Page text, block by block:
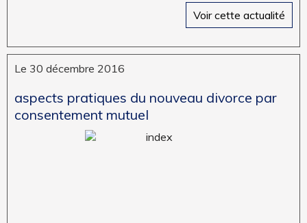
Voir cette actualité
Le 30 décembre 2016
aspects pratiques du nouveau divorce par
consentement mutuel